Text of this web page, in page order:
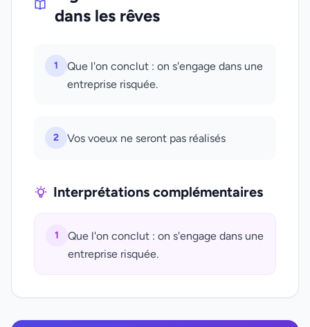
dans les rêves
1
Que l'on conclut : on s'engage dans une
entreprise risquée.
2 Vos voeux ne seront pas réalisés
Interprétations complémentaires
1
Que l'on conclut : on s'engage dans une
entreprise risquée.